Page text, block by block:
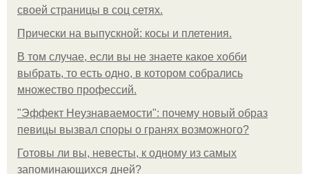
своей страницы в соц сетях.
Прически на выпускной: косы и плетения.
В том случае, если вы не знаете какое хобби
выбрать, то есть одно, в котором собрались
множество профессий.
"Эффект Неузнаваемости": почему новый образ
певицы вызвал споры о гранях возможного?
Готовы ли вы, невесты, к одному из самых
запоминающихся дней?